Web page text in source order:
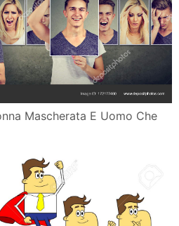
Mascherata E Uomo Che